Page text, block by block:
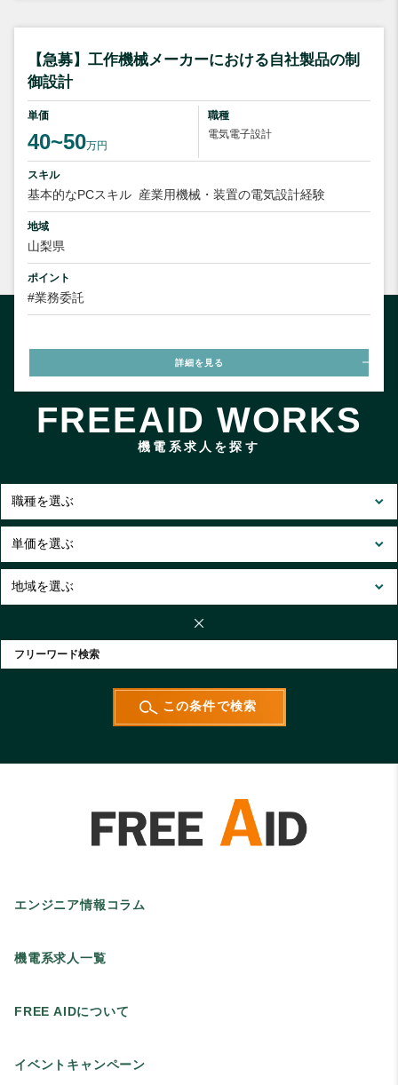
【急募】工作機械メーカーにおける自社製品の制
御設計
単価
40~50万円
職種
電気電子設計
スキル
基本的なPCスキル 産業用機械・装置の電気設計経験
地域
山梨県
ポイント
#業務委託
詳細を見る
FREEAID WORKS
機電系求人を探す
エンジニア情報コラム
機電系求人一覧
FREE AIDについて
イベントキャンペーン